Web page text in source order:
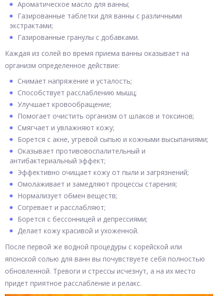
Ароматическое масло для ванны;
Газированные таблетки для ванны с различными
экстрактами;
Газированные гранулы с добавками.
Каждая из солей во время приема ванны оказывает на
организм определенное действие:
Снимает напряжение и усталость;
Способствует расслаблению мышц;
Улучшает кровообращение;
Помогает очистить организм от шлаков и токсинов;
Смягчает и увлажняют кожу;
Борется с акне, угревой сыпью и кожными высыпаниями;
Оказывает противовоспалительный и
антибактериальный эффект;
Эффективно очищает кожу от пыли и загрязнений;
Омолаживает и замедляют процессы старения;
Нормализует обмен веществ;
Согревает и расслабляют;
Борется с бессонницей и депрессиями;
Делает кожу красивой и ухоженной.
После первой же водной процедуры с корейской или
японской солью для ванн вы почувствуете себя полностью
обновленной. Тревоги и стрессы исчезнут, а на их место
придет приятное расслабление и релакс.